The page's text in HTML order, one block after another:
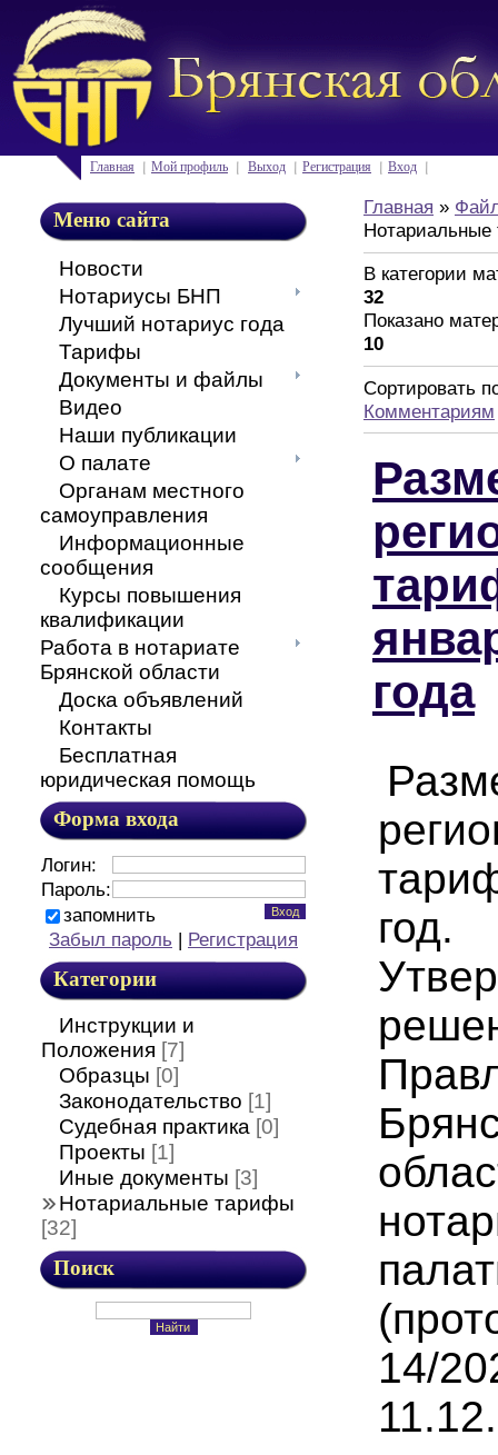
Главная Мой профиль Выход Регистрация Вход
Меню сайта
Новости
Нотариусы БНП
Лучший нотариус года
Тарифы
Документы и файлы
Видео
Наши публикации
О палате
Органам местного
самоуправления
Информационные
сообщения
Курсы повышения
квалификации
Работа в нотариате
Брянской области
Доска объявлений
Контакты
Бесплатная
юридическая помощь
Форма входа
Логин:
Пароль:
запомнить
Забыл пароль | Регистрация
Категории
Инструкции и
Положения [7]
Образцы [0]
Законодательство [1]
Судебная практика [0]
Проекты [1]
Иные документы [3]
Нотариальные тарифы
[32]
Поиск
Главная »
В категории
32
Показано
10
Сортировать
Комментариям
года
год.
14/